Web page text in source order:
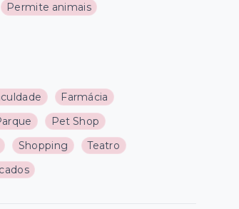
Permite animais
Farmácia
Pet Shop
Shopping
Teatro